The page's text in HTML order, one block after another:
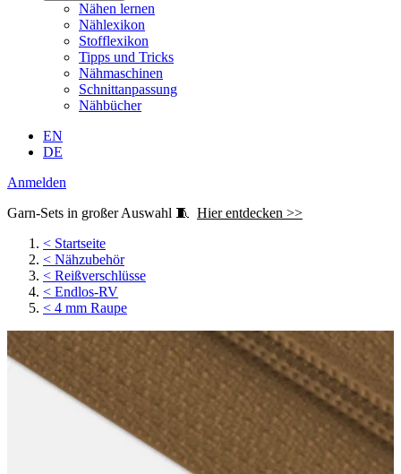
Nähen lernen
Nählexikon
Stofflexikon
Tipps und Tricks
Nähmaschinen
Schnittanpassung
Nähbücher
EN
DE
Anmelden
Garn-Sets in großer Auswahl 🧵 Hier entdecken >>
< Startseite
< Nähzubehör
< Reißverschlüsse
< Endlos-RV
< 4 mm Raupe